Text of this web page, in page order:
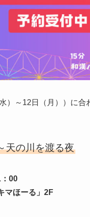
）～12日（月））に
天の川を渡る夜
00
マほーる」2F